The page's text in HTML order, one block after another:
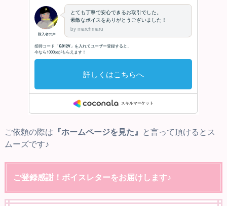
ご依頼の際は 『ホームページを見た』
と言って頂けるとス
ムーズです♪
ご登録感謝！ボイスレターをお届けします♪